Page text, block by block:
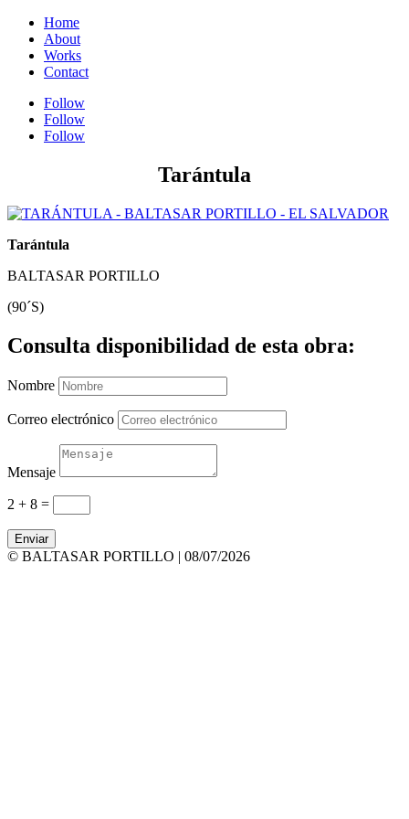
Home
About
Works
Contact
Follow
Follow
Follow
Tarántula
Tarántula
BALTASAR PORTILLO
(90´S)
Consulta disponibilidad de esta obra:
Nombre
Correo electrónico
Mensaje
2 + 8 =
Enviar
© BALTASAR PORTILLO | 08/07/2026